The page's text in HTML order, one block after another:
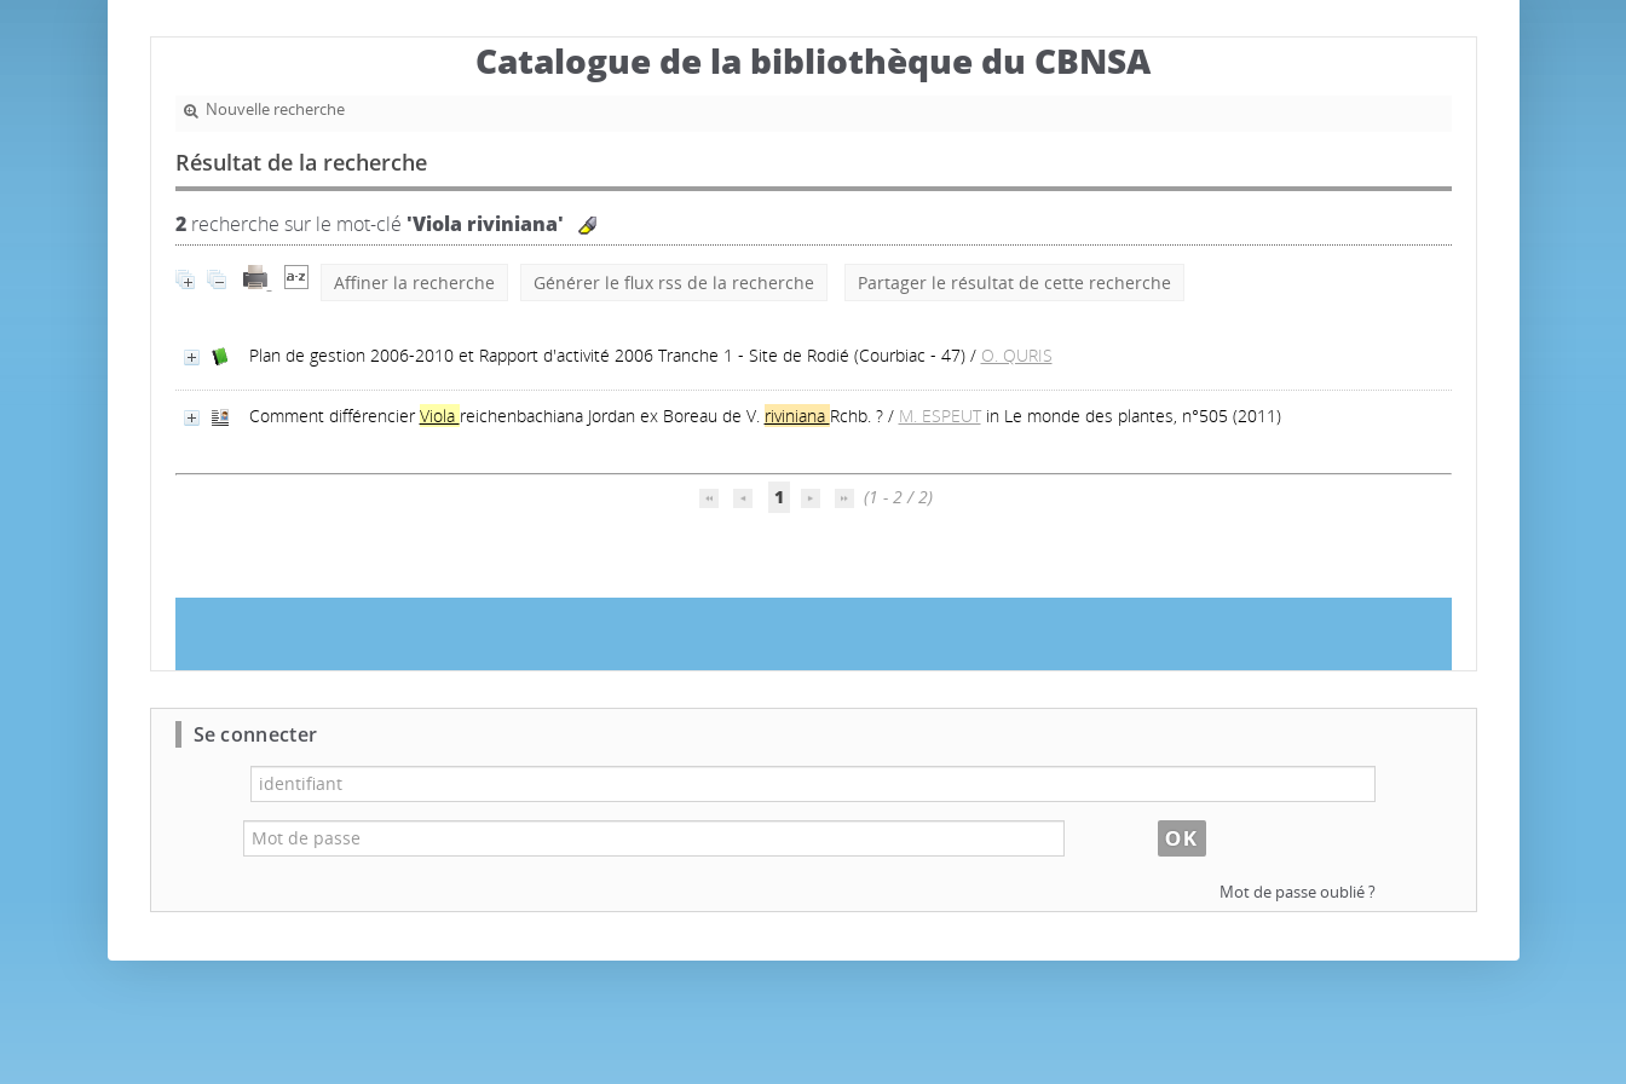
Catalogue de la bibliothèque du CBNSA
Nouvelle recherche
Résultat de la recherche
2recherche sur le mot-clé 'Viola riviniana'
Affiner la recherche Générer le flux rss de la recherche Partager le résultat de cette recherche
Plan de gestion 2006-2010 et Rapport d'activité 2006 Tranche 1 - Site de Rodié (Courbiac - 47)/ O. QURIS
Comment différencierViola reichenbachiana Jordan ex Boreau de V. riviniana Rchb. ?/ M. ESPEUT in Le monde des plantes, n°505 (2011)
1 (1 - 2 / 2)
Se connecter
Mot de passe oublié ?